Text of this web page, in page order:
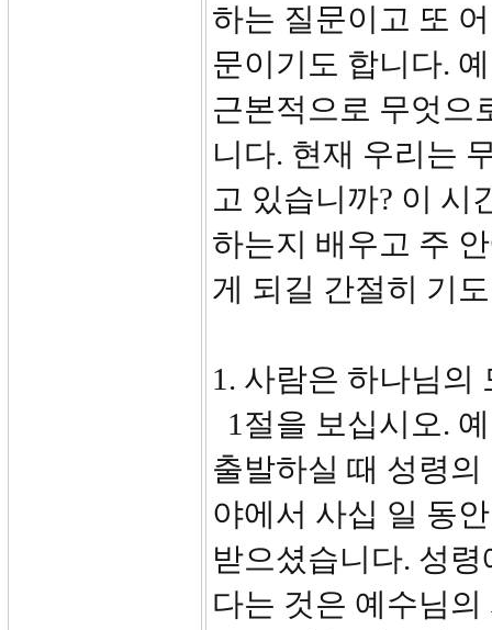
하는 질문이고 또
문이기도 합니다.
근본적으로 무엇으
니다. 현재 우리는
고 있습니까? 이 시
하는지 배우고 주
게 되길 간절히 기
1. 사람은 하나님의
1절을 보십시오.
출발하실 때 성령
야에서 사십 일 동
받으셨습니다. 성
다는 것은 예수님